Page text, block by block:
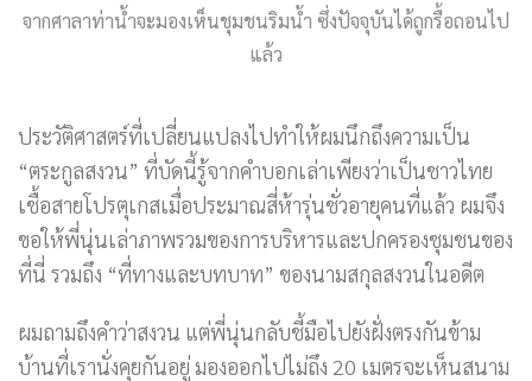
จากศาลาท่าน้ำจะมองเห็นชุมชนริมน้ำ ซึ่งปัจจุบันได้ถูกรื้อถอนไป
แล้ว
ประวัติศาสตร์ที่เปลี่ยนแปลงไปทำให้ผมนึกถึงความเป็น
“ตระกูลสงวน” ที่บัดนี้รู้จากคำบอกเล่าเพียงว่าเป็นชาวไทย
เชื้อสายโปรตุเกสเมื่อประมาณสี่ห้ารุ่นชั่วอายุคนที่แล้ว ผมจึง
ขอให้พี่นุ่นเล่าภาพรวมของการบริหารและปกครองชุมชนของ
ที่นี่ รวมถึง “ที่ทางและบทบาท” ของนามสกุลสงวนในอดีต
ผมถามถึงคำว่าสงวน แต่พี่นุ่นกลับชี้มือไปยังฝั่งตรงกันข้าม
บ้านที่เรานั่งคุยกันอยู่ มองออกไปไม่ถึง 20 เมตรจะเห็นสนาม